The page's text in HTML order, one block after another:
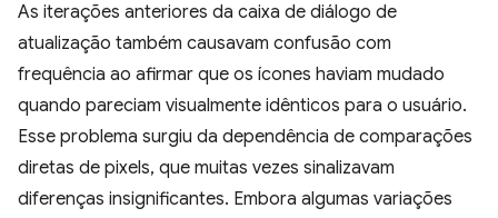
As iterações anteriores da caixa de diálogo de
atualização também causavam confusão com
frequência ao afirmar que os ícones haviam mudado
quando pareciam visualmente idênticos para o usuário.
Esse problema surgiu da dependência de comparações
diretas de pixels, que muitas vezes sinalizavam
diferenças insignificantes. Embora algumas variações